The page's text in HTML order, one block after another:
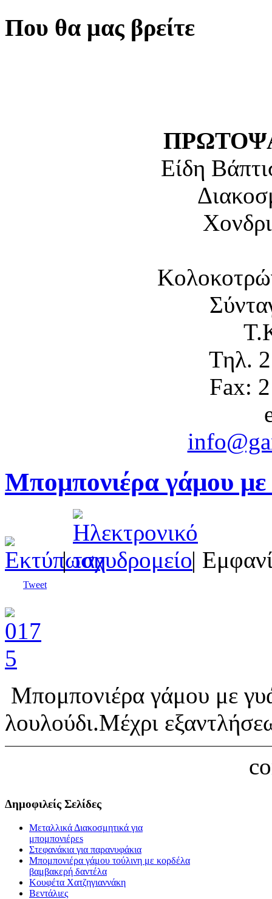
Που θα μας βρείτε
Είδη
Τηλ.
Fax:
Μπομπονιέρα γάμου με
| |
Tweet
Μπομπονιέρα γάμου με
λουλούδι.Μέχρι
Δημοφιλείς Σελίδες
Μεταλλικά Διακοσμητικά για
μπομπονιέρεs
Στεφανάκια για παρανυφάκια
Μπομπονιέρα γάμου τούλινη με κορδέλα
βαμβακερή δαντέλα
Κουφέτα Χατζηγιαννάκη
Βεντάλιες